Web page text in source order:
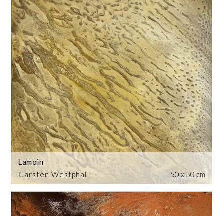
Carsten Westphal
Lamoin
50 x 50 cm